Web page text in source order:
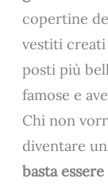
copertine
vestiti
posti più
famose e
Chi non
diventare
basta